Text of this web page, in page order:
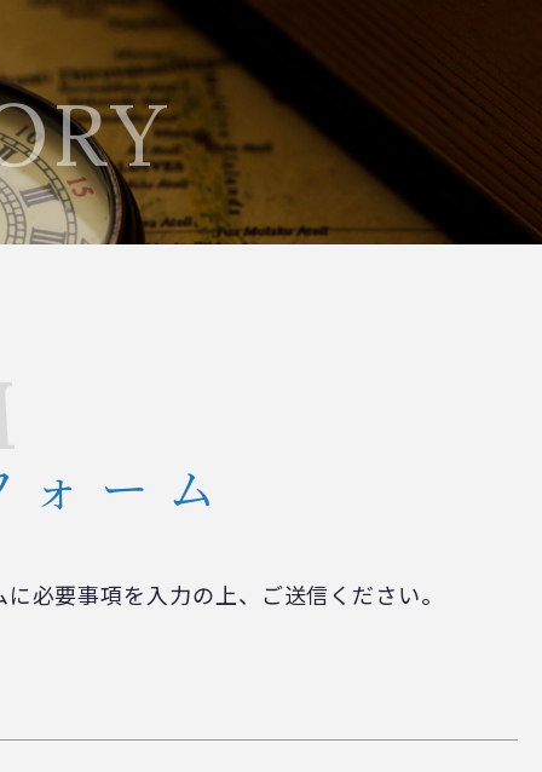
ーム
必要事項を入力の上、ご送信ください。